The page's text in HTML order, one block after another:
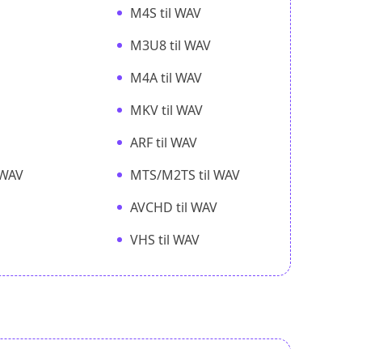
M4S til WAV
M3U8 til WAV
M4A til WAV
MKV til WAV
ARF til WAV
MTS/M2TS til WAV
AVCHD til WAV
VHS til WAV